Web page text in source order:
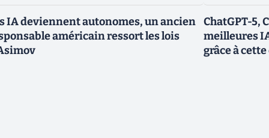
IA deviennent autonomes, un ancien
américain ressort les lois
ChatGPT-5,
meilleures
grâce à